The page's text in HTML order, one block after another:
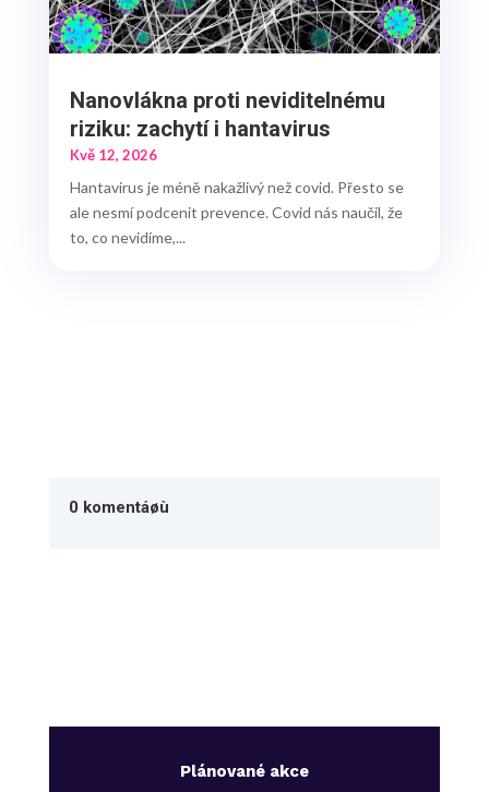
Nanovlákna proti neviditelnému
riziku: zachytí i hantavirus
Kvě 12, 2026
Hantavirus je méně nakažlivý než covid. Přesto se
ale nesmí podcenit prevence. Covid nás naučil, že
to, co nevidíme,...
0 komentáøù
Plánované akce